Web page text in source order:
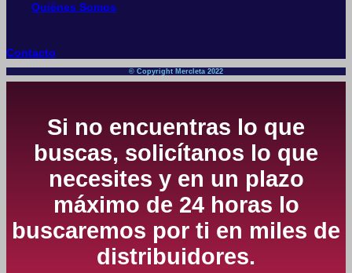
Quiénes Somos
Contacto
© Copyright Mercleta 2022
Si no encuentras lo que
buscas, solicítanos lo que
necesites y en un plazo
máximo de 24 horas lo
buscaremos por ti en miles de
distribuidores.